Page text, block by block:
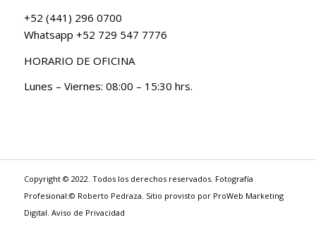
+52 (441) 296 0700
Whatsapp +52 729 547 7776
HORARIO DE OFICINA
Lunes – Viernes: 08:00 – 15:30 hrs.
Copyright © 2022. Todos los derechos reservados. Fotografía
Profesional:© Roberto Pedraza. Sitio provisto por ProWeb Marketing
Digital. Aviso de Privacidad